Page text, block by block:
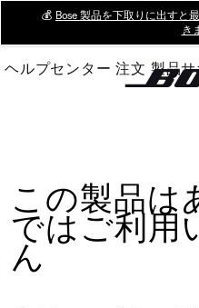
Main
💰 Bose 製品を下取りに出すと
き
ヘルプセンター 注文 製品
この製品は
ではご利用
ん